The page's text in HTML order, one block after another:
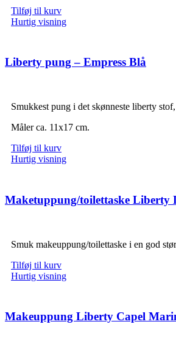
Tilføj til kurv
Hurtig visning
Liberty pung – Empress Blå
Smukkest pung i det skønneste liberty
Måler ca. 11x17 cm.
Tilføj til kurv
Hurtig visning
Maketuppung/toilettaske Liberty
Smuk makeuppung/toilettaske i en god
Tilføj til kurv
Hurtig visning
Makeuppung Liberty Capel